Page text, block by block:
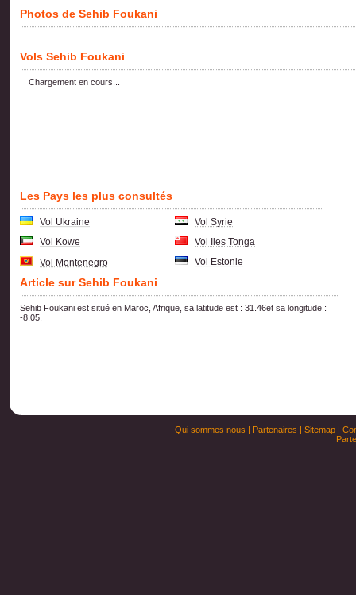
Photos de Sehib Foukani
Vols Sehib Foukani
Chargement en cours...
Les Pays les plus consultés
Vol Ukraine
Vol Syrie
Vol Kowe
Vol Iles Tonga
Vol Montenegro
Vol Estonie
Article sur Sehib Foukani
Sehib Foukani est situé en Maroc, Afrique, sa latitude est : 31.46et sa longitude :
-8.05.
Qui sommes nous | Partenaires | Sitemap|